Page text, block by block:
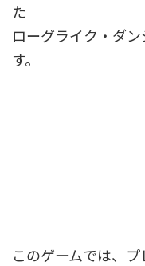
た
ローグライク・ダ
す。
このゲームでは、